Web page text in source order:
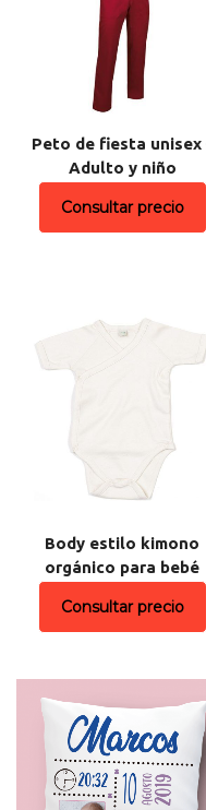
Peto de fiesta unisex
Adulto y niño
Consultar precio
Body estilo kimono
orgánico para bebé
Consultar precio